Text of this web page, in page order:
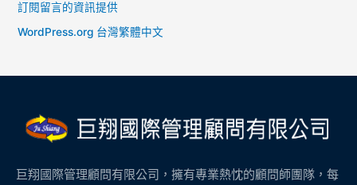
訂閱留言的資訊提供
WordPress.org 台灣繁體中文
巨翔國際管理顧問有限公司，擁有專業熱忱的顧問師團隊，每